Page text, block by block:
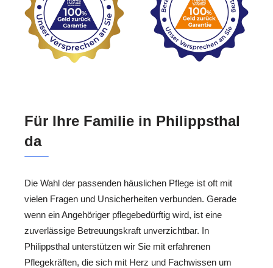
Für Ihre Familie in Philippsthal
da
Die Wahl der passenden häuslichen Pflege ist oft mit
vielen Fragen und Unsicherheiten verbunden. Gerade
wenn ein Angehöriger pflegebedürftig wird, ist eine
zuverlässige Betreuungskraft unverzichtbar. In
Philippsthal unterstützen wir Sie mit erfahrenen
Pflegekräften, die sich mit Herz und Fachwissen um